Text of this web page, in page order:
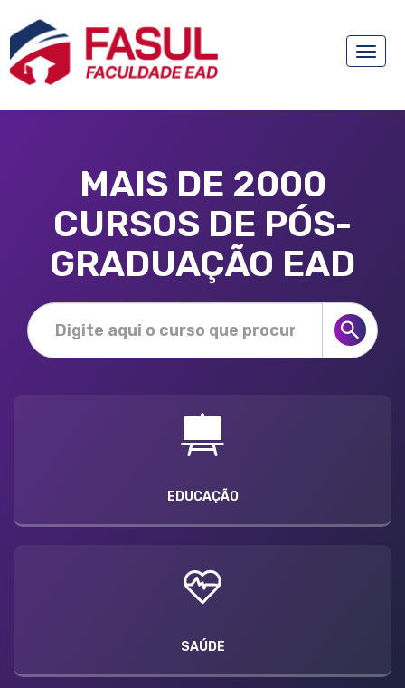
Toggle
MAIS DE 2000
CURSOS DE PÓS-
GRADUAÇÃO EAD
EDUCAÇÃO
SAÚDE